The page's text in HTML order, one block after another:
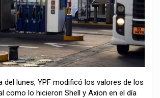
del lunes, YPF modificó los valores de los
como lo hicieron Shell y Axion en el día